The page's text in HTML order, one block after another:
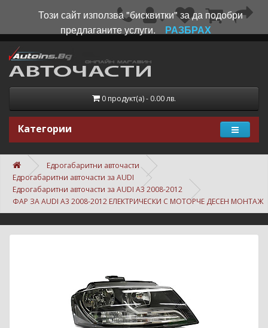
0 продукт(а) - 0.00 лв.
Категории
Едрогабаритни авточасти
Едрогабаритни авточасти за AUDI
Едрогабаритни авточасти за AUDI A3 2008-2012
ФАР ЗА AUDI A3 2008-2012 ЕЛЕКТРИЧЕСКИ С МОТОРЧЕ ДЕСЕН МОНТАЖ
Този сайт използва "бисквитки" за да подобри
предлаганите услуги.
РАЗБРАХ